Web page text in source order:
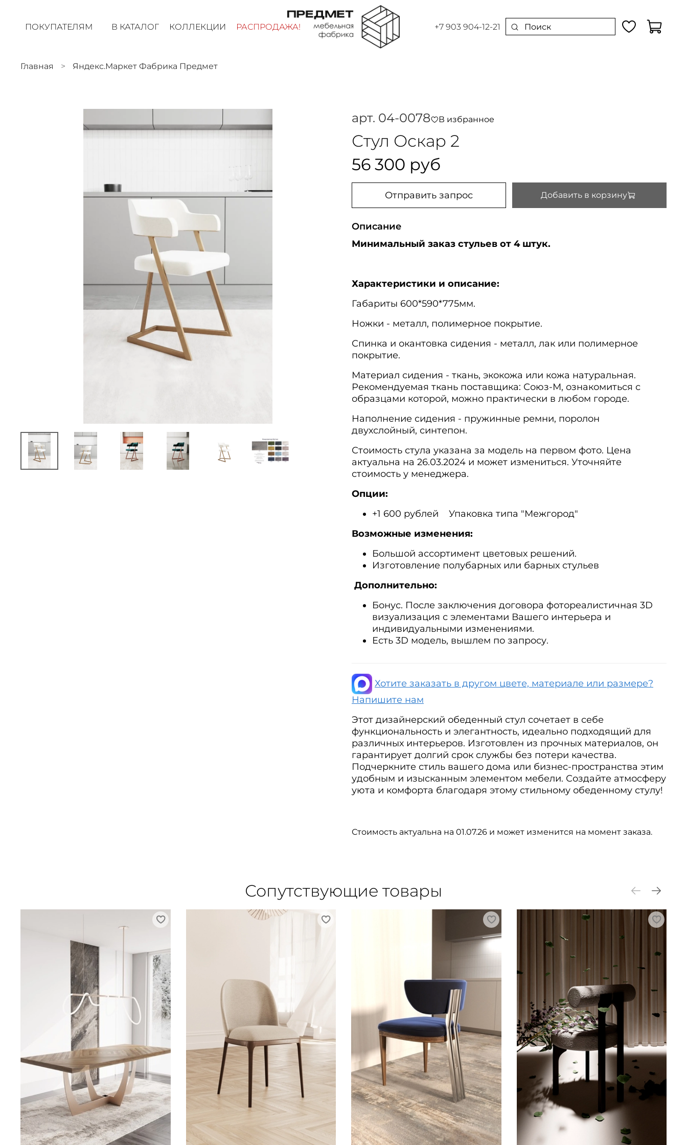
+7 903 904-12-21
ПОКУПАТЕЛЯМ В КАТАЛОГ КОЛЛЕКЦИИ РАСПРОДАЖА!
Главная Яндекс.Маркет Фабрика Предмет
арт. 04-0078 В избранное
Стул Оскар 2
56 300 руб
Отправить запрос Добавить в корзину
Описание
Минимальный заказ стульев от 4 штук.
Характеристики и описание:
Габариты 600*590*775мм.
Ножки - металл, полимерное покрытие.
Спинка и окантовка сидения - металл, лак или полимерное
покрытие.
Материал сидения - ткань, экокожа или кожа натуральная.
Рекомендуемая ткань поставщика: Союз-М, ознакомиться с
образцами которой, можно практически в любом городе.
Наполнение сидения - пружинные ремни, поролон
двухслойный, синтепон.
Стоимость стула указана за модель на первом фото. Цена
актуальна на 26.03.2024 и может измениться. Уточняйте
стоимость у менеджера.
Опции:
+1 600 рублей Упаковка типа "Межгород"
Возможные изменения:
Большой ассортимент цветовых решений.
Изготовление полубарных или барных стульев
Дополнительно:
Бонус. После заключения договора фотореалистичная 3D
визуализация с элементами Вашего интерьера и
индивидуальными изменениями.
Есть 3D модель, вышлем по запросу.
Хотите заказать в другом цвете, материале или размере?
Напишите нам
Этот дизайнерский обеденный стул сочетает в себе
функциональность и элегантность, идеально подходящий для
различных интерьеров. Изготовлен из прочных материалов, он
гарантирует долгий срок службы без потери качества.
Подчеркните стиль вашего дома или бизнес-пространства этим
удобным и изысканным элементом мебели. Создайте атмосферу
уюта и комфорта благодаря этому стильному обеденному стулу!
Стоимость актуальна на 01.07.26 и может изменится на момент заказа.
Сопутствующие товары